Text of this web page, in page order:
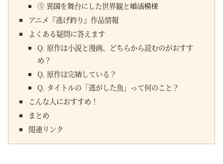
⑤ 異国を舞台にした世界観と婚活模様
アニメ『逃げ釣り』作品情報
よくある疑問に答えます
Q. 原作は小説と漫画、どちらから読むのがおすす
め？
Q. 原作は完結している？
Q. タイトルの「逃がした魚」って何のこと？
こんな人におすすめ！
まとめ
関連リンク